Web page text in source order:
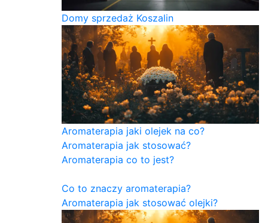
Domy sprzedaż Koszalin
Aromaterapia jaki olejek na co?
Aromaterapia jak stosować?
Aromaterapia co to jest?
Co to znaczy aromaterapia?
Aromaterapia jak stosować olejki?